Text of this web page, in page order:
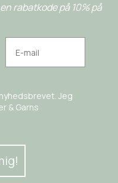
rabatkode på 10% på
Jeg
& Garns